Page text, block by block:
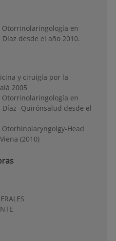
en
desde el año 2010.
y ciruigía por la
2005
en
Díaz- Quirónsalud desde el
Head
(2010)